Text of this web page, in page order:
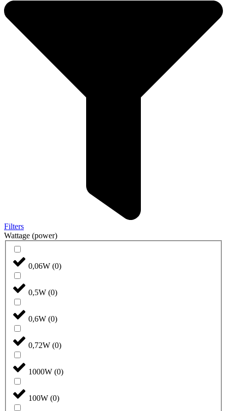
Filters
Wattage (power)
0,06W (0)
0,5W (0)
0,6W (0)
0,72W (0)
1000W (0)
100W (0)